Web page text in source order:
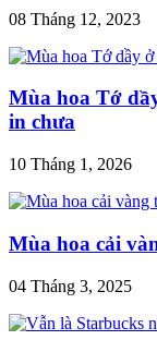
08 Tháng 12, 2023
Mùa hoa Tớ
in chưa
10 Tháng 1, 2026
Mùa hoa cải
04 Tháng 3, 2025